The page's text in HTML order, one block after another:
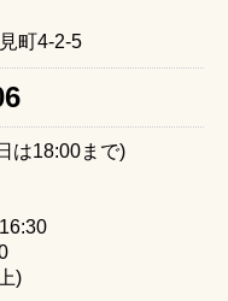
町4-2-5
は18:00まで)
)